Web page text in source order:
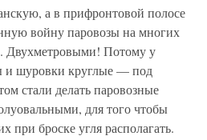
а в прифронтовой полосе
войну паровозы на многих
Двухметровыми! Потому у
и шуровки круглые — под
стали делать паровозные
для того чтобы
при броске угля располагать.